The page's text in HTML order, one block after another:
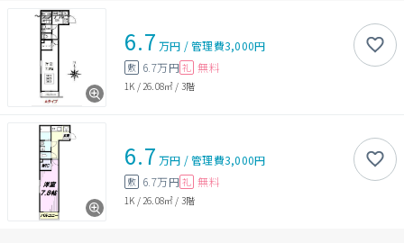
6.7 万円 /管理費3,000円
敷 6.7万円 礼 無料
1K / 26.08㎡ / 3階
6.7 万円 /管理費3,000円
敷 6.7万円 礼 無料
1K / 26.08㎡ / 3階